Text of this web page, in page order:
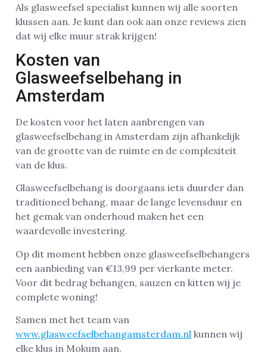
Als glasweefsel specialist kunnen wij alle soorten
klussen aan. Je kunt dan ook aan onze reviews zien
dat wij elke muur strak krijgen!
Kosten van
Glasweefselbehang in
Amsterdam
De kosten voor het laten aanbrengen van
glasweefselbehang in Amsterdam zijn afhankelijk
van de grootte van de ruimte en de complexiteit
van de klus.
Glasweefselbehang is doorgaans iets duurder dan
traditioneel behang, maar de lange levensduur en
het gemak van onderhoud maken het een
waardevolle investering.
Op dit moment hebben onze glasweefselbehangers
een aanbieding van €13,99 per vierkante meter.
Voor dit bedrag behangen, sauzen en kitten wij je
complete woning!
Samen met het team van
www.glasweefselbehangamsterdam.nl kunnen wij
elke klus in Mokum aan.